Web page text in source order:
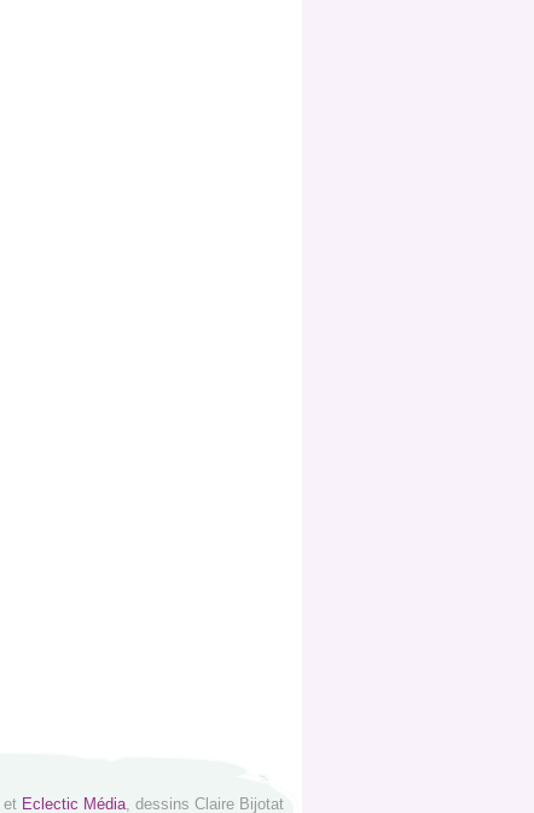
et Eclectic Média , dessins Claire Bijotat